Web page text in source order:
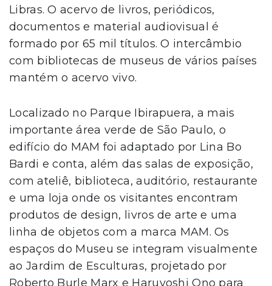
Libras. O acervo de livros, periódicos,
documentos e material audiovisual é
formado por 65 mil títulos. O intercâmbio
com bibliotecas de museus de vários países
mantém o acervo vivo.
Localizado no Parque Ibirapuera, a mais
importante área verde de São Paulo, o
edifício do MAM foi adaptado por Lina Bo
Bardi e conta, além das salas de exposição,
com ateliê, biblioteca, auditório, restaurante
e uma loja onde os visitantes encontram
produtos de design, livros de arte e uma
linha de objetos com a marca MAM. Os
espaços do Museu se integram visualmente
ao Jardim de Esculturas, projetado por
Roberto Burle Marx e Haruyoshi Ono para